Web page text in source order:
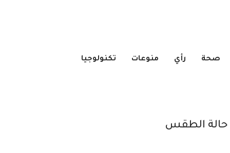
صحة رأي منوعات تكنولوجيا
حالة الطقس